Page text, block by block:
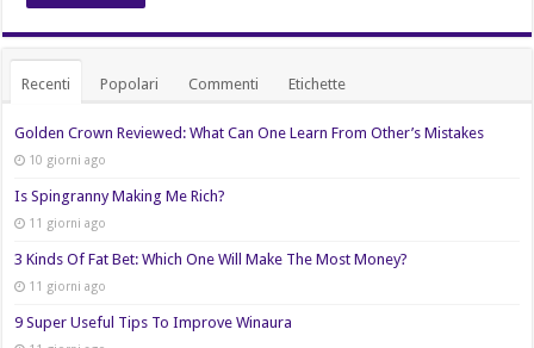
Recenti Popolari Commenti Etichette
Golden Crown Reviewed: What Can One Learn From Other’s Mistakes
10 giorni ago
Is Spingranny Making Me Rich?
11 giorni ago
3 Kinds Of Fat Bet: Which One Will Make The Most Money?
11 giorni ago
9 Super Useful Tips To Improve Winaura